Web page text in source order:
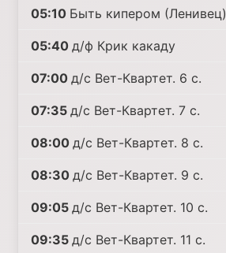
05:10 Быть кипером (Ленивец)
05:40 д/ф Крик какаду
07:00 д/с Вет-Квартет. 6 с.
07:35 д/с Вет-Квартет. 7 с.
08:00 д/с Вет-Квартет. 8 с.
08:30 д/с Вет-Квартет. 9 с.
09:05 д/с Вет-Квартет. 10 с.
09:35 д/с Вет-Квартет. 11 с.